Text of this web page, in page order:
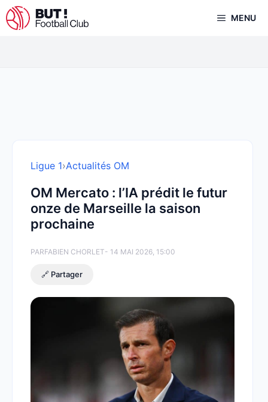
Aller
au
MENU
Ligue 1›Actualités OM
OM Mercato : l’IA prédit le futur
onze de Marseille la saison
prochaine
PARFABIEN CHORLET- 14 MAI 2026, 15:00
🔗 Partager